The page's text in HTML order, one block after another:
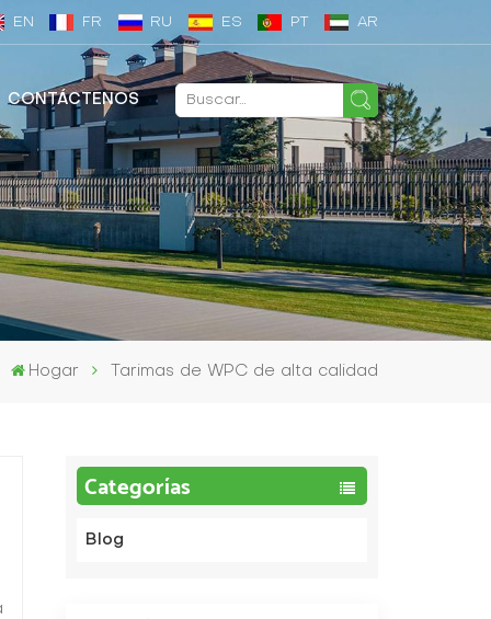
EN FR RU ES PT AR
CONTÁCTENOS
Hogar Tarimas de WPC de alta calidad
Categorías
Blog